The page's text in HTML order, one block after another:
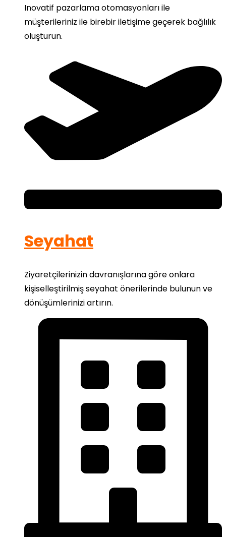
Inovatif pazarlama otomasyonları ile
müşterileriniz ile birebir iletişime geçerek bağlılık
oluşturun.
Seyahat
Ziyaretçilerinizin davranışlarına göre onlara
kişiselleştirilmiş seyahat önerilerinde bulunun ve
dönüşümlerinizi artırın.